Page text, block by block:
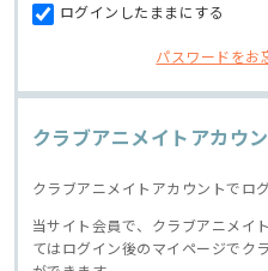
ログインしたままにする
パスワードをお
クラブアニメイトアカウ
クラブアニメイトアカウントでロ
当サイト会員で、クラブアニメイ
てはログイン後のマイページでク